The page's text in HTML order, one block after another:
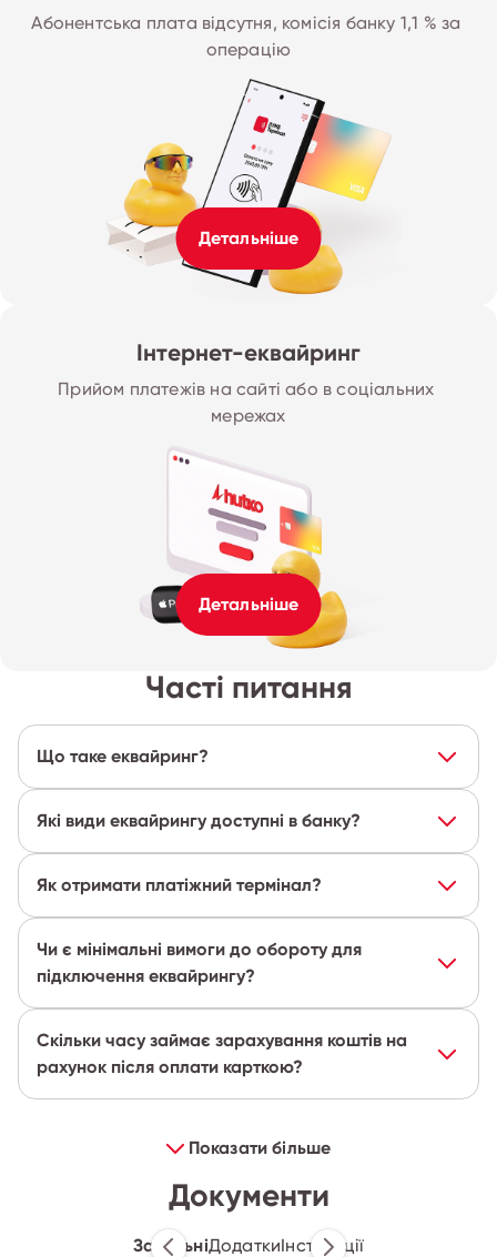
Абонентська плата відсутня, комісія банку 1,1 % за
операцію
Детальніше
Інтернет-еквайринг
Прийом платежів на сайті або в соціальних
мережах
Детальніше
Часті питання
Що таке еквайринг?
Які види еквайрингу доступні в банку?
Як отримати платіжний термінал?
Чи є мінімальні вимоги до обороту для
підключення еквайрингу?
Скільки часу займає зарахування коштів на
рахунок після оплати карткою?
Показати більше
Документи
ЗагальніДодатки Інструкції